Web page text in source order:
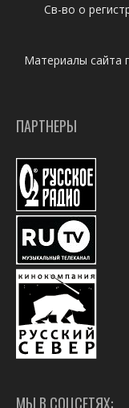
Св-во о
Материалы сайта
ПАРТНЕРЫ
МЫ В СОЦСЕТЯХ: